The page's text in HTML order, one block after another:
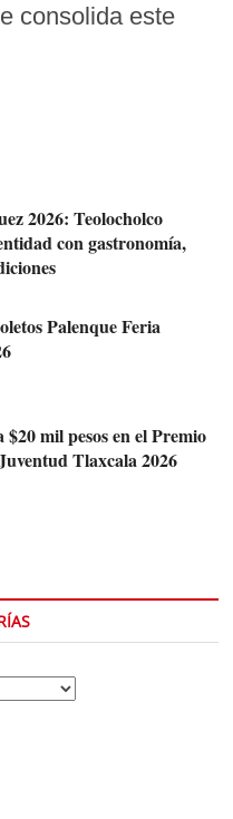
consolida este
2026: Teolocholco
con gastronomía,
Palenque Feria
$20 mil pesos en el Premio
Tlaxcala 2026